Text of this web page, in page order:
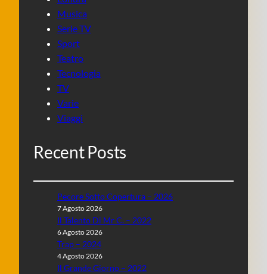
Musica
Serie TV
Sport
Teatro
Tecnologia
TV
Varie
Viaggi
Recent Posts
Pecore Sotto Copertura – 2026
7 Agosto 2026
Il Talento Di Mr C. – 2022
6 Agosto 2026
Trap – 2024
4 Agosto 2026
Il Grande Giorno – 2022